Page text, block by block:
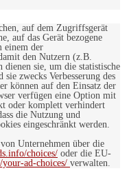
auf dem Zugriffsgerät
auf das Gerät bezogene
einem der
den Nutzern (z.B.
sie, um die statistische
zwecks Verbesserung des
können auf den Einsatz der
verfügen eine Option mit
oder komplett verhindert
die Nutzung und
eingeschränkt werden.
Unternehmen über die
choices/ oder die EU-
ad-choices/ verwalten.